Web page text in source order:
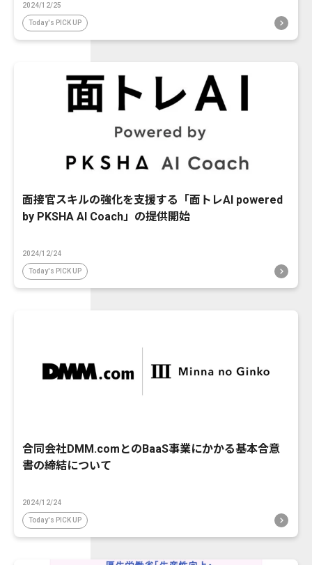
2024/12/25
Today's PICK UP
面接官スキルの強化を支援する「面トレAI powered
by PKSHA AI Coach」の提供開始
2024/12/24
Today's PICK UP
合同会社DMM.comとのBaaS事業にかかる基本合意
書の締結について
2024/12/24
Today's PICK UP